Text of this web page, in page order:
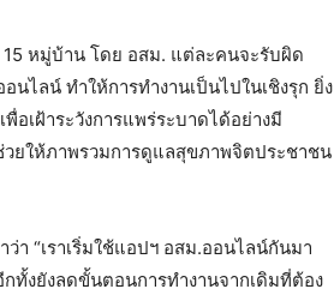
หมู่บ้าน โดย อสม. แต่ละคนจะรับผิด
ไลน์ ทำให้การทำงานเป็นไปในเชิงรุก ยิ่ง
เฝ้าระวังการแพร่ระบาดได้อย่างมี
ยให้ภาพรวมการดูแลสุขภาพจิตประชาชน
ว่า “เราเริ่มใช้แอปฯ อสม.ออนไลน์กันมา
ทั้งยังลดขั้นตอนการทำงานจากเดิมที่ต้อง